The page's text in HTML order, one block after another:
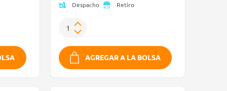
Despacho Retiro
AGREGAR A LA BOLSA